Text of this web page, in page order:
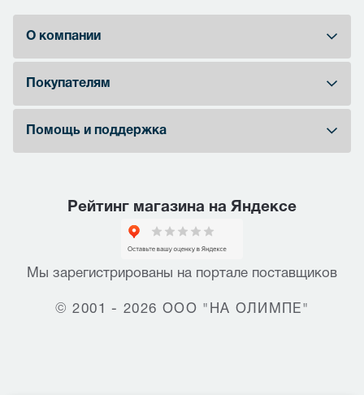
О компании
Покупателям
Помощь и поддержка
Рейтинг магазина на Яндексе
Мы зарегистрированы на портале поставщиков
© 2001 - 2026 ООО "НА ОЛИМПЕ"